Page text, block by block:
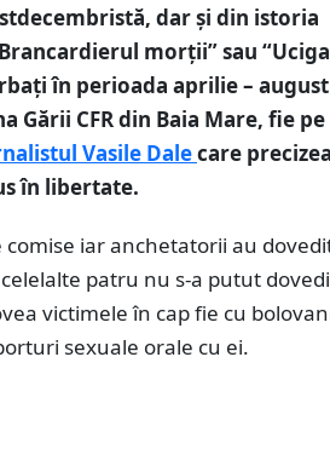
dar și din istoria
morții” sau
în perioada aprilie – august
Gării CFR din Baia Mare, fie pe
Vasile Dalecare
în libertate.
iar anchetatorii au
patru nu s-a putut
victimele în cap fie cu
sexuale orale cu ei.